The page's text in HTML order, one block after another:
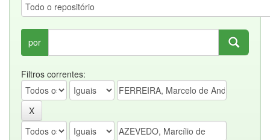
por
Filtros correntes: